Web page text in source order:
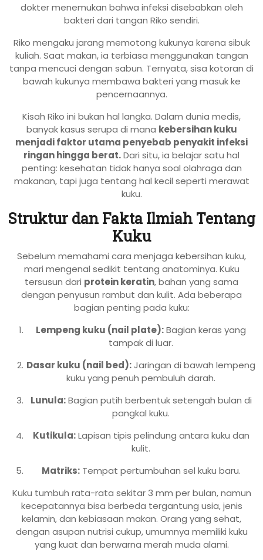
dokter menemukan bahwa infeksi disebabkan oleh
bakteri dari tangan Riko sendiri.
Riko mengaku jarang memotong kukunya karena sibuk
kuliah. Saat makan, ia terbiasa menggunakan tangan
tanpa mencuci dengan sabun. Ternyata, sisa kotoran di
bawah kukunya membawa bakteri yang masuk ke
pencernaannya.
Kisah Riko ini bukan hal langka. Dalam dunia medis,
banyak kasus serupa di mana kebersihan kuku
menjadi faktor utama penyebab penyakit infeksi
ringan hingga berat.Dari situ, ia belajar satu hal
penting: kesehatan tidak hanya soal olahraga dan
makanan, tapi juga tentang hal kecil seperti merawat
kuku.
Struktur dan Fakta Ilmiah Tentang
Kuku
Sebelum memahami cara menjaga kebersihan kuku,
mari mengenal sedikit tentang anatominya. Kuku
tersusun dari protein keratin, bahan yang sama
dengan penyusun rambut dan kulit. Ada beberapa
bagian penting pada kuku:
Lempeng kuku (nail plate):Bagian keras yang
tampak di luar.
Dasar kuku (nail bed):Jaringan di bawah lempeng
kuku yang penuh pembuluh darah.
Lunula:Bagian putih berbentuk setengah bulan di
pangkal kuku.
Kutikula:Lapisan tipis pelindung antara kuku dan
kulit.
Matriks:Tempat pertumbuhan sel kuku baru.
Kuku tumbuh rata-rata sekitar 3 mm per bulan, namun
kecepatannya bisa berbeda tergantung usia, jenis
kelamin, dan kebiasaan makan. Orang yang sehat,
dengan asupan nutrisi cukup, umumnya memiliki kuku
yang kuat dan berwarna merah muda alami.